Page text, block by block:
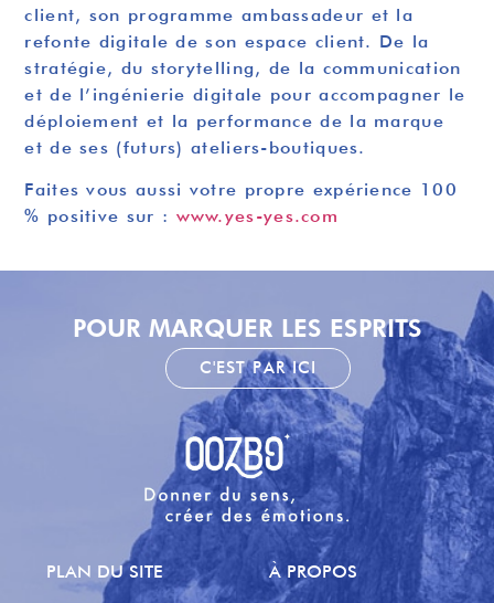
client, son programme ambassadeur et la
refonte digitale de son espace client. De la
stratégie, du storytelling, de la communication
et de l’ingénierie digitale pour accompagner le
déploiement et la performance de la marque
et de ses (futurs) ateliers-boutiques.
Faites vous aussi votre propre expérience 100
% positive sur : www.yes-yes.com
POUR MARQUER LES ESPRITS
C'EST PAR ICI
PLAN DU SITE À PROPOS